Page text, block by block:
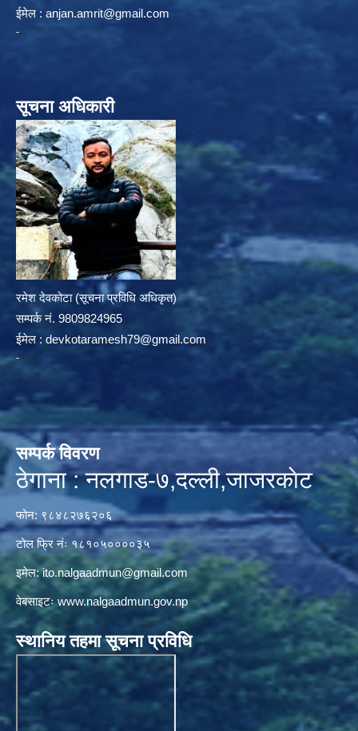
ईमेल : anjan.amrit@gmail.com
सूचना अधिकारी
रमेश देवकोटा (सूचना प्रविधि अधिकृत)
सम्पर्क न‌ं. 9809824965
ईमेल : devkotaramesh79@gmail.com
सम्पर्क विवरण
ठेगाना : नलगाड-७,दल्ली,जाजरकाेट
फोन: ९८४८२७६२०६
टोल फ्रि नंः १८१०५००००३५
इमेल:ito.nalgaadmun@gmail.com
वेबसाइटःwww.nalgaadmun.gov.np
स्थानिय तहमा सूचना प्रविधि